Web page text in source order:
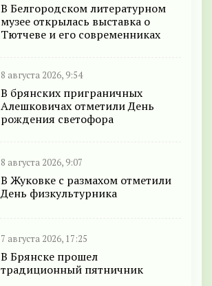
В Белгородском литературном
музее открылась выставка о
Тютчеве и его современниках
8 августа 2026, 9:54
В брянских приграничных
Алешковичах отметили День
рождения светофора
8 августа 2026, 9:07
В Жуковке с размахом отметили
День физкультурника
7 августа 2026, 17:25
В Брянске прошел
традиционный пятничник